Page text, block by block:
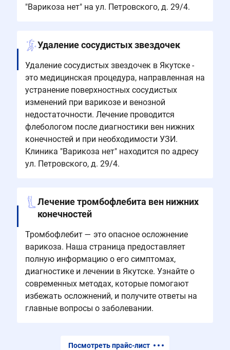
"Варикоза нет" на ул. Петровского, д. 29/4.
Удаление сосудистых звездочек
Удаление сосудистых звездочек в Якутске -
это медицинская процедура, направленная на
устранение поверхностных сосудистых
изменений при варикозе и венозной
недостаточности. Лечение проводится
флебологом после диагностики вен нижних
конечностей и при необходимости УЗИ.
Клиника "Варикоза нет" находится по адресу
ул. Петровского, д. 29/4.
Лечение тромбофлебита вен нижних
конечностей
Тромбофлебит — это опасное осложнение
варикоза. Наша страница предоставляет
полную информацию о его симптомах,
диагностике и лечении в Якутске. Узнайте о
современных методах, которые помогают
избежать осложнений, и получите ответы на
главные вопросы о заболевании.
Посмотреть прайс-лист